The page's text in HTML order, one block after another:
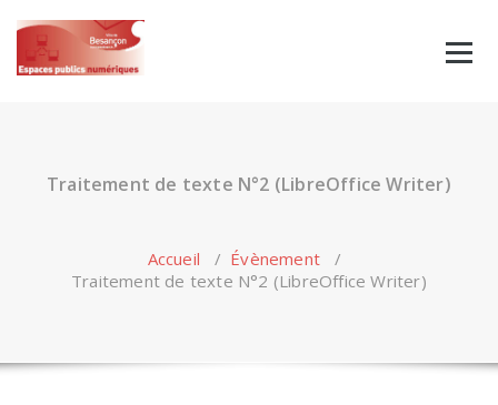
content
Traitement de texte N°2 (LibreOffice Writer)
Accueil / Évènement /
Traitement de texte N°2 (LibreOffice Writer)